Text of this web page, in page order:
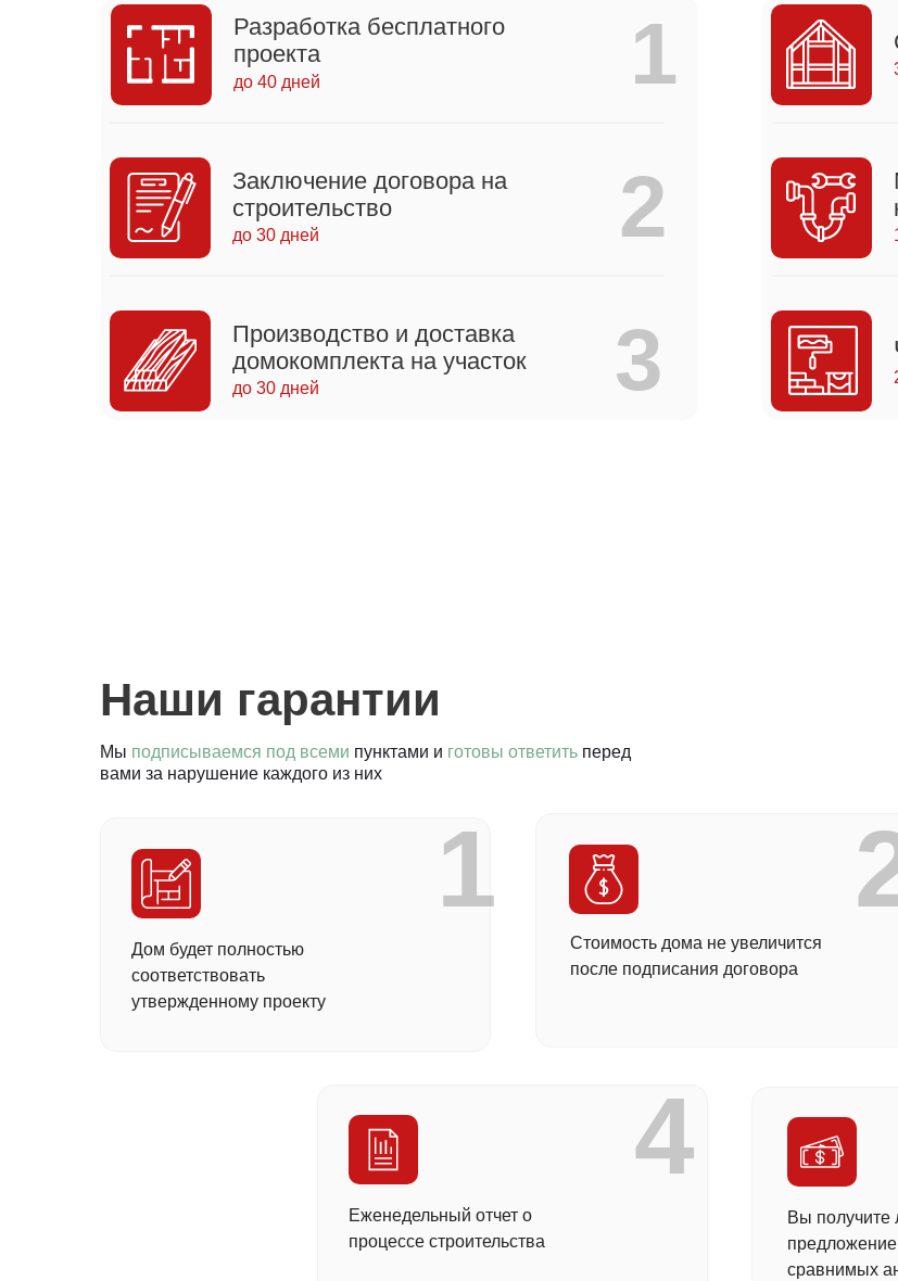
Разработка бесплатного
проекта
до 40 дней 1
Заключение договора на
строительство
до 30 дней 2
Производство и доставка
домокомплекта на участок
до 30 дней 3
Наши гарантии
Дом будет полностью
соответствовать
утвержденному проекту
Стоимость дома не увеличится
после подписания договора
Еженедельный отчет о
процессе строительства
Вы получите
сравнимых
1
4
Мы подписываемся под всеми пунктами и готовы ответить перед
вами за нарушение каждого из них